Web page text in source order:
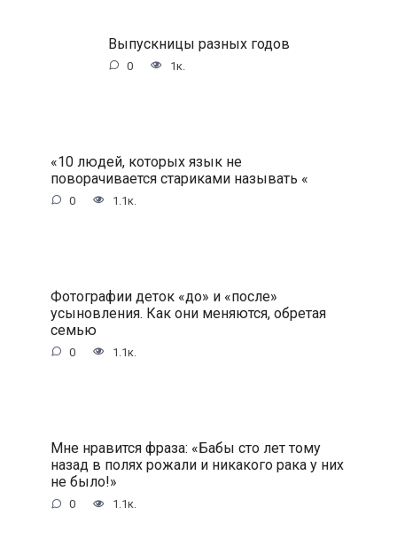
Выпускницы разных годов
0 1к.
«10 людей, которых язык не
поворачивается стариками называть «
0 1.1к.
Фотографии деток «до» и «после»
усыновления. Как они меняются, обретая
семью
0 1.1к.
Мне нравится фраза: «Бабы сто лет тому
назад в полях рожали и никакого рака у них
не было!»
0 1.1к.